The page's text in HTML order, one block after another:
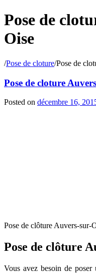
Pose de
Oise
/Pose de cloture/Pose de
Pose de cloture
Posted on décembre 16,
Pose de clôture Auvers-sur-
Pose de clôture
Vous avez besoin de